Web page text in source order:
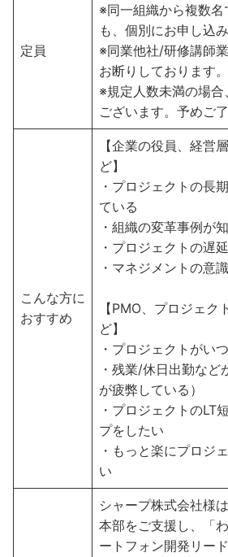
定員
※同一組織から複数
も、個別にお申し込
※同業他社/研修講師
お断りしております。
※規定人数未満の場
ございます。予めご
こんな方に
おすすめ
【企業の役員、経営
ど】
・プロジェクトの長
ている
・組織の変革事例が
・プロジェクトの遅
・マネジメントの意
【PMO、プロジェク
ど】
・プロジェクトがい
・残業/休日出勤な
が疲弊している）
・プロジェクトのLT
プをしたい
・もっと楽にプロジ
い
シャープ株式会社様
本部をご支援し、「
ートフォン開発リー